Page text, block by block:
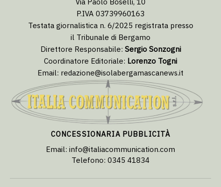
P.IVA 03739960163
Testata giornalistica n. 6/2025 registrata presso
il Tribunale di Bergamo
Direttore Responsabile: Sergio Sonzogni
Coordinatore Editoriale: Lorenzo Togni
Email: redazione@isolabergamascanews.it
CONCESSIONARIA PUBBLICITÀ
Email: info@italiacommunication.com
Telefono: 0345 41834